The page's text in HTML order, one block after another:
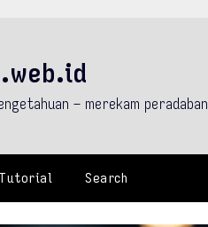
– merekam peradaban
Tutorial Search